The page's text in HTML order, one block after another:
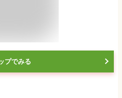
プでみる